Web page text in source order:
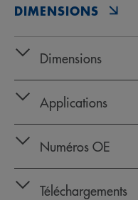
DIMENSIONS
Dimensions
Applications
Numéros OE
Téléchargements